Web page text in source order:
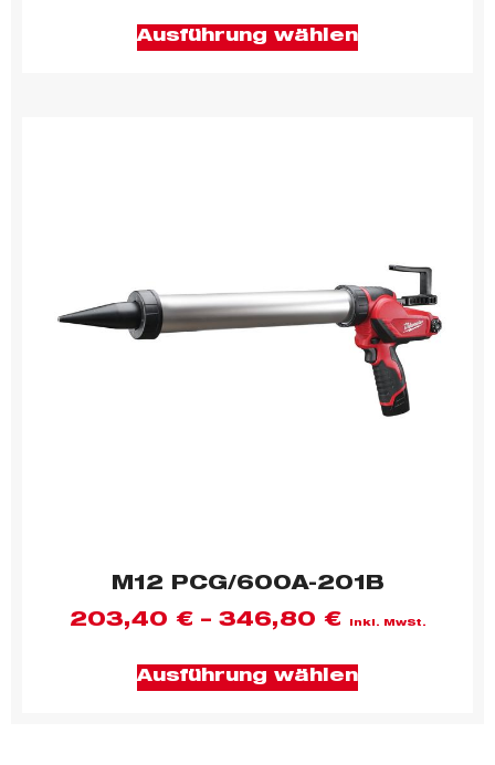
Ausführung wählen
M12 PCG/600A-201B
203,40 € – 346,80 € inkl. MwSt.
Ausführung wählen